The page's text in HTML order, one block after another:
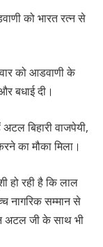
को भारत रत्न से
को आडवाणी के
बधाई दी।
बिहारी वाजपेयी,
का मौका मिला।
हो रही है कि लाल
नागरिक सम्मान से
अटल जी के साथ भी